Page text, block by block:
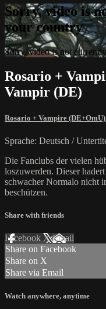
Sorry, video is
your country
Sorry, video is not
Rosario +
Vampir (DE)
Rosario + Vampire (DE+OmU)
Sprache: Deutsch /
Die Fanclubs der vielen
loszuwerden. Dieser
schwacher Normalo nicht
beschützen.
Share with friends
Facebook XEmail
Share on Facebook
Share on X
Share via Email
Watch anywhere, anytime